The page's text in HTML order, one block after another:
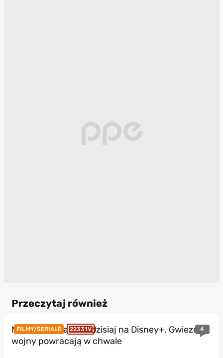
Przeczytaj również
FILMY/SERIALE 22331V 4
Nowe Star Wars od dzisiaj na Disney+. Gwiezdne
wojny powracają w chwale